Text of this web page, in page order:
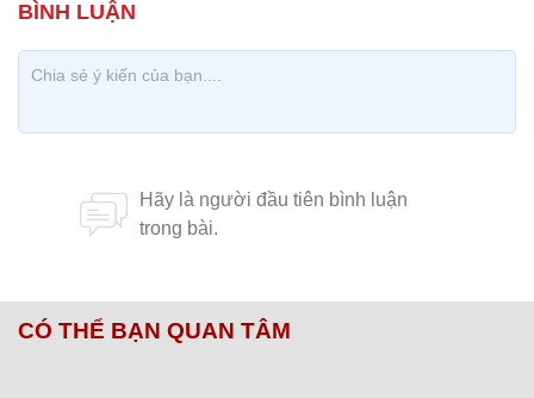
CÓ THỂ BẠN QUAN TÂM